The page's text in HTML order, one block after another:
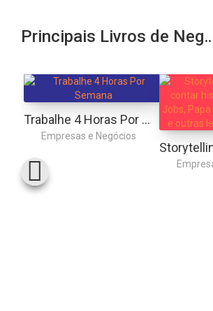
Principais
Trabalhe 4 Horas Por Semana
Empresas e Negócios